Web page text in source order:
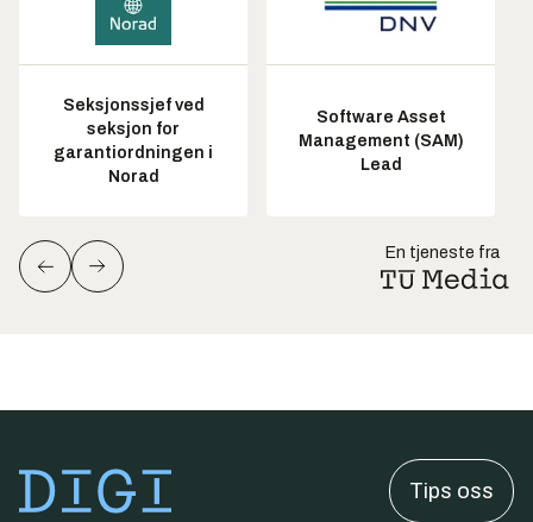
Seksjonssjef ved
seksjon for
garantiordningen i
Norad
Software Asset
Management (SAM)
Lead
En tjeneste fra
Tips oss